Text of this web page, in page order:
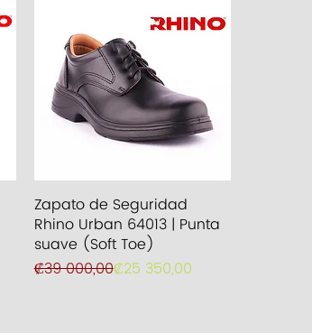
Vista rápida
Zapato de Seguridad
Rhino Urban 64013 | Punta
suave (Soft Toe)
Precio
₡39 000,00
Precio de oferta₡25 350,00